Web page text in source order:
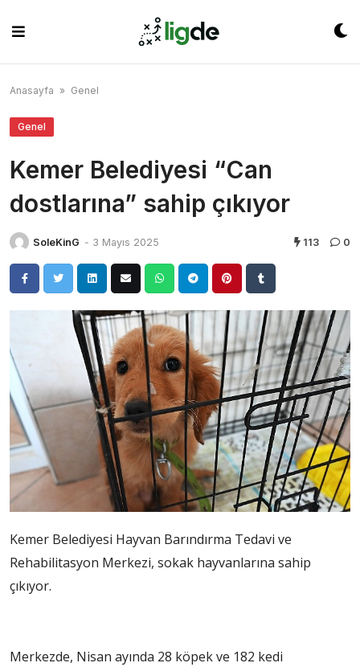
content
Anasayfa » Genel
Genel
Kemer Belediyesi “Can
dostlarına” sahip çıkıyor
SoleKinG - 3 Mayıs 2025 113 0
Kemer Belediyesi Hayvan Barındırma Tedavi ve
Rehabilitasyon Merkezi, sokak hayvanlarına sahip
çıkıyor.
Merkezde, Nisan ayında 28 köpek ve 182 kedi